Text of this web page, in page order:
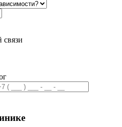
связи